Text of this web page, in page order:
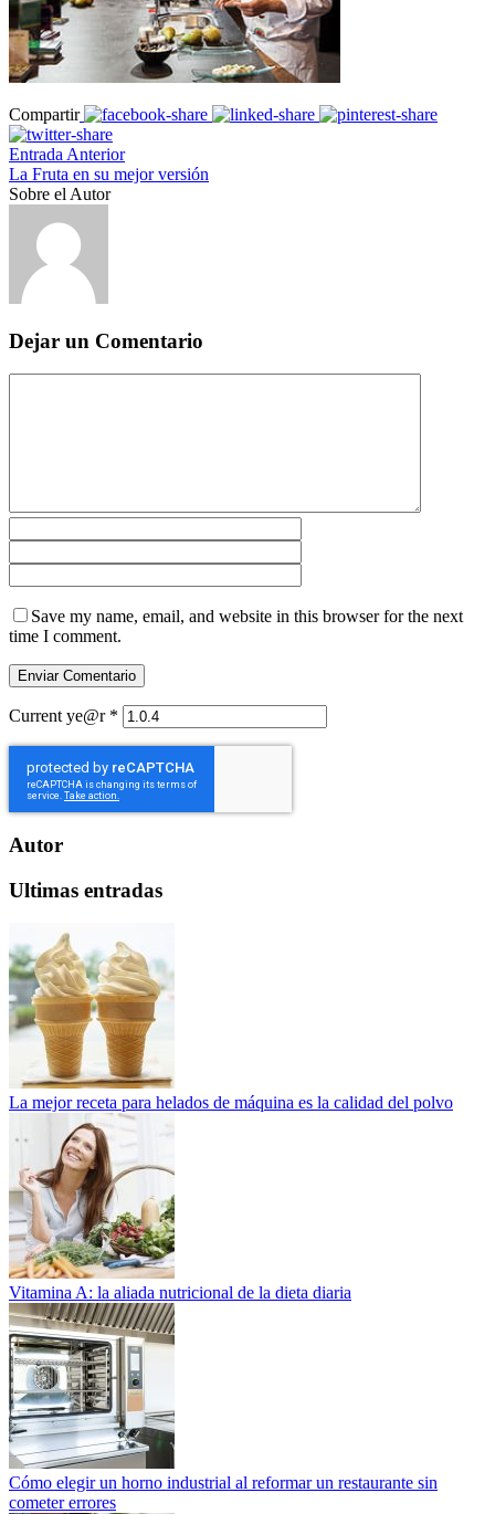
Compartir
Entrada Anterior
La Fruta en su mejor versión
Sobre el Autor
Dejar un Comentario
Save my name, email, and website in this browser for the next
time I comment.
Current ye@r *
Autor
Ultimas entradas
La mejor receta para helados de máquina es la calidad del polvo
Vitamina A: la aliada nutricional de la dieta diaria
Cómo elegir un horno industrial al reformar un restaurante sin
cometer errores